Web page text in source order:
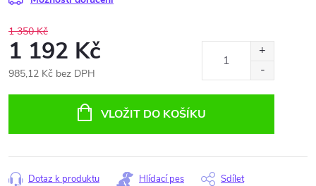
1 350 Kč
1 192 Kč
985,12 Kč bez DPH
VLOŽIT DO KOŠÍKU
Dotaz k produktu Hlídací pes Sdílet